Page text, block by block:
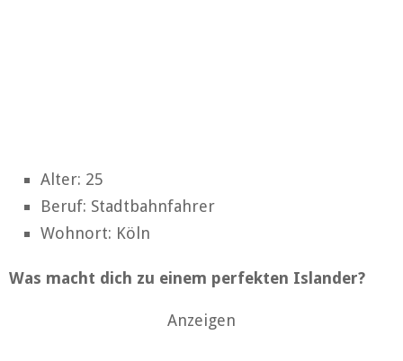
Alter: 25
Beruf: Stadtbahnfahrer
Wohnort: Köln
Was macht dich zu einem perfekten Islander?
Anzeigen